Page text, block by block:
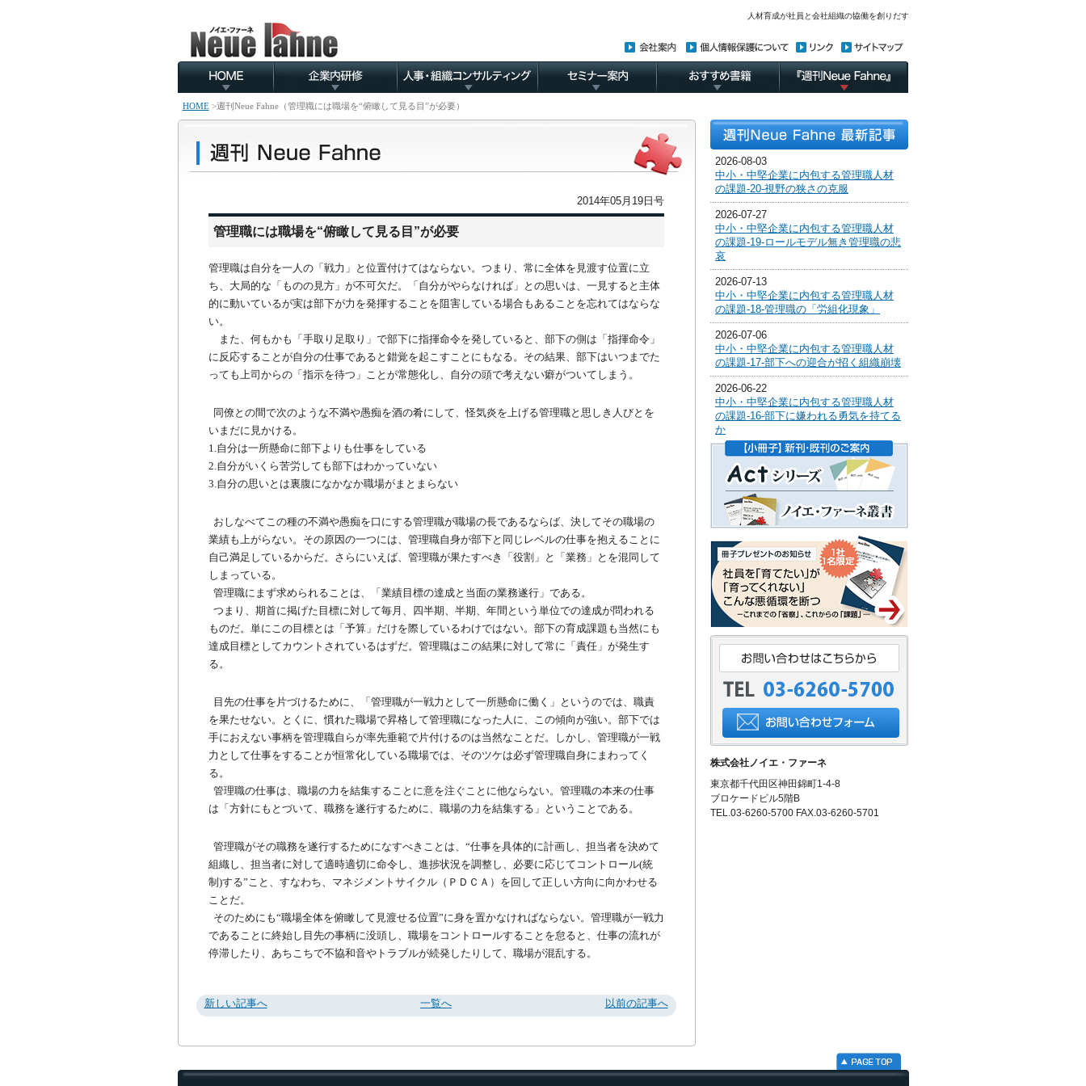
人材育成が社員と会社組織の協働を創りだす
HOME>週刊Neue Fahne（管理職には職場を“俯瞰して見る目”が必要）
株式会社ノイエ・ファーネ
東京都千代田区神田錦町1-4-8
ブロケードビル5階B
TEL.03-6260-5700 FAX.03-6260-5701
2014年05月19日号
管理職には職場を“俯瞰して見る目”が必要
管理職は自分を一人の「戦力」と位置付けてはならない。つまり、常に全体を見渡す位置に立
ち、大局的な「ものの見方」が不可欠だ。「自分がやらなければ」との思いは、一見すると主体
的に動いているが実は部下が力を発揮することを阻害している場合もあることを忘れてはならな
い。
また、何もかも「手取り足取り」で部下に指揮命令を発していると、部下の側は「指揮命令」
に反応することが自分の仕事であると錯覚を起こすことにもなる。その結果、部下はいつまでた
っても上司からの「指示を待つ」ことが常態化し、自分の頭で考えない癖がついてしまう。
同僚との間で次のような不満や愚痴を酒の肴にして、怪気炎を上げる管理職と思しき人びとを
いまだに見かける。
1.自分は一所懸命に部下よりも仕事をしている
2.自分がいくら苦労しても部下はわかっていない
3.自分の思いとは裏腹になかなか職場がまとまらない
おしなべてこの種の不満や愚痴を口にする管理職が職場の長であるならば、決してその職場の
業績も上がらない。その原因の一つには、管理職自身が部下と同じレベルの仕事を抱えることに
自己満足しているからだ。さらにいえば、管理職が果たすべき「役割」と「業務」とを混同して
しまっている。
管理職にまず求められることは、「業績目標の達成と当面の業務遂行」である。
つまり、期首に掲げた目標に対して毎月、四半期、半期、年間という単位での達成が問われる
ものだ。単にこの目標とは「予算」だけを際しているわけではない。部下の育成課題も当然にも
達成目標としてカウントされているはずだ。管理職はこの結果に対して常に「責任」が発生す
る。
目先の仕事を片づけるために、「管理職が一戦力として一所懸命に働く」というのでは、職責
を果たせない。とくに、慣れた職場で昇格して管理職になった人に、この傾向が強い。部下では
手におえない事柄を管理職自らが率先垂範で片付けるのは当然なことだ。しかし、管理職が一戦
力として仕事をすることが恒常化している職場では、そのツケは必ず管理職自身にまわってく
る。
管理職の仕事は、職場の力を結集することに意を注ぐことに他ならない。管理職の本来の仕事
は「方針にもとづいて、職務を遂行するために、職場の力を結集する」ということである。
管理職がその職務を遂行するためになすべきことは、“仕事を具体的に計画し、担当者を決めて
組織し、担当者に対して適時適切に命令し、進捗状況を調整し、必要に応じてコントロール(統
制)する”こと、すなわち、マネジメントサイクル（ＰＤＣＡ）を回して正しい方向に向かわせる
ことだ。
そのためにも“職場全体を俯瞰して見渡せる位置”に身を置かなければならない。管理職が一戦力
であることに終始し目先の事柄に没頭し、職場をコントロールすることを怠ると、仕事の流れが
停滞したり、あちこちで不協和音やトラブルが続発したりして、職場が混乱する。
新しい記事へ 一覧へ 以前の記事へ